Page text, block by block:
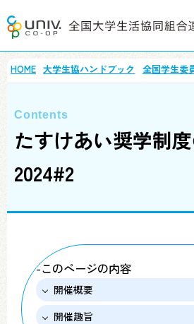
HOME 大学生協ハンドブック 全国学生委
たすけあい奨学制
2024#2
-このページの内容
開催概要
開催趣旨